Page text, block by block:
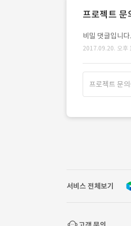
프로젝트 문
비밀 댓글입니다.
2017.09.20. 오후
프로젝트 문
서비스 전체보기